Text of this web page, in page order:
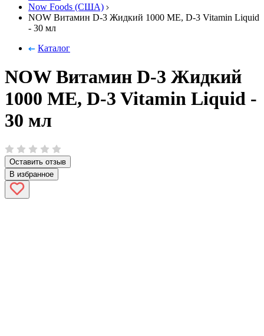
Now Foods (США)
NOW Витамин D-3 Жидкий 1000 МЕ, D-3 Vitamin Liquid
- 30 мл
Каталог
NOW Витамин D-3 Жидкий
1000 МЕ, D-3 Vitamin Liquid -
30 мл
Оставить отзыв
В избранное